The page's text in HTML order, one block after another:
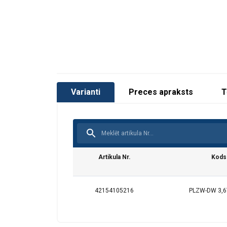
Varianti Preces apraksts
Artikula Nr. Kods
42154105216 PLZW-DW
Šajā
Mēs izmantojam
kopīgojam